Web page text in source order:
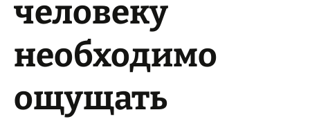
человеку
необходимо
ощущать